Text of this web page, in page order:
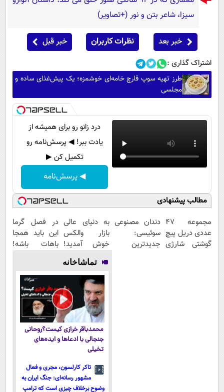
سیزا، شاعر بتن و نور (+تصاویر)
خبر بعد نظرات کاربران خبر قبل
اشتراک گذاری :
طرز تهیه سوپ قارچ خامه‌ای خوشمزه؛ یک پیش‌غذای ساده و
مجلسی
درد زانو رو برای همیشه از
یادت ببر! ◀ پرسش‌نامه رو
تکمیل کن ▶
◀ پرسش‌نامه
مطالب پیشنهادی
مجموعه 47
عددی دریل پیچ
گوشتی شارژی
دندان مصنوعی
سوئیسی:
جدیدترین
به دنیای عالی
بازار والکس
خوش آمدید!
ترید را آغاز
کنید!
در فصل گرما
این باید همجا
باهات باشه!
بازار)
تماشاخانه
محمدباقر خرازی کیست؟روحانی
جنجالی با ادعاها و ایده‌های
تخیلی
تاکر کارلسون، مجری و فعال
مشهور رسانه‌ای: جنگ ایران به
وضوح برخلاف چیزی است که ترامپ